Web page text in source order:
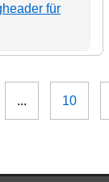
für
...
10